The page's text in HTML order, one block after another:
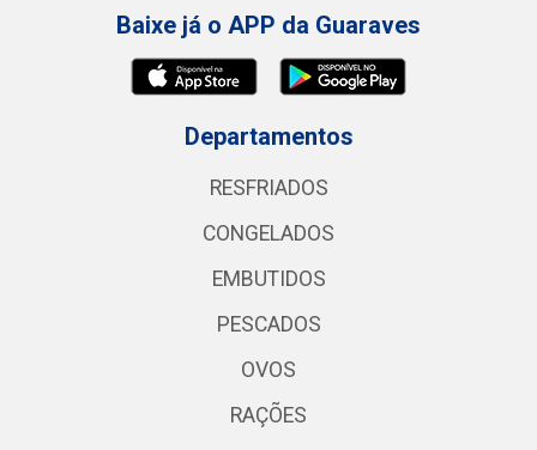
Baixe já o APP da Guaraves
Departamentos
RESFRIADOS
CONGELADOS
EMBUTIDOS
PESCADOS
OVOS
RAÇÕES